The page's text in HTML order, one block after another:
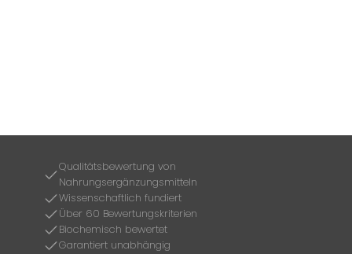
Qualitätsbewertung von
Nahrungsergänzungsmitteln
Wissenschaftlich fundiert
Über 60 Bewertungskriterien
Biochemisch bewertet
Garantiert unabhängig